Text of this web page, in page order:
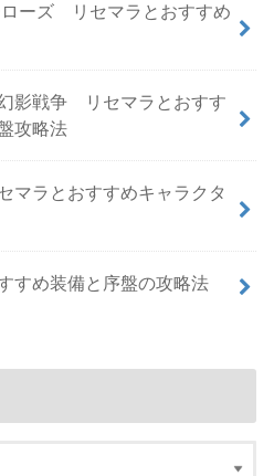
ーズ リセマラとおすすめ
影戦争 リセマラとおすす
攻略法
ラとおすすめキャラクタ
すめ装備と序盤の攻略法